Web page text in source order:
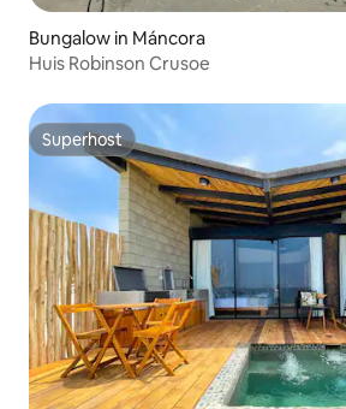
Bungalow in Máncora
Huis Robinson Crusoe
Superhost
Superhost